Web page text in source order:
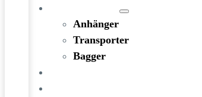
Anhänger
Transporter
Bagger